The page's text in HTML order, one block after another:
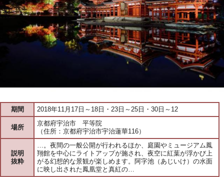
期間 2018年11月17日～18日・23日～25日・30日～12
場所
京都府宇治市 平等院
（住所：京都府宇治市宇治蓮華116）
説明
抜粋
…。夜間の一般公開が行われるほか、庭園やミュージアム鳳
翔館を中心にライトアップが施され、夜空に紅葉が浮かび上
がる幻想的な景観が楽しめます。阿字池（あじいけ）の水面
に映し出された鳳凰堂と真紅の…